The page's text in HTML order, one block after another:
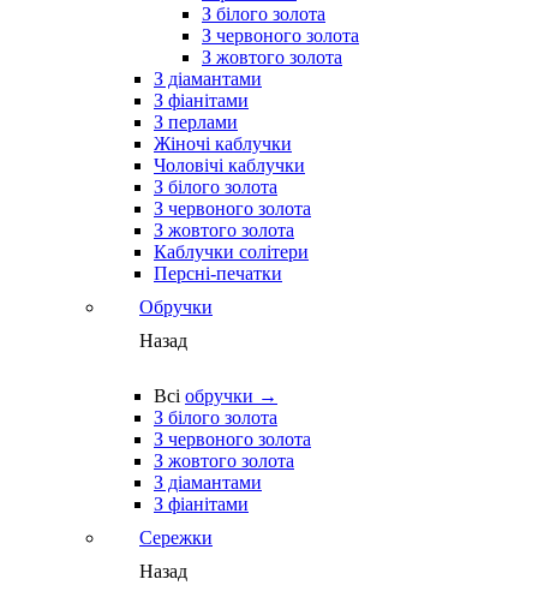
З білого золота
З червоного золота
З жовтого золота
З діамантами
З фіанітами
З перлами
Жіночі каблучки
Чоловічі каблучки
З білого золота
З червоного золота
З жовтого золота
Каблучки солітери
Персні-печатки
Обручки
Назад
Всі обручки →
З білого золота
З червоного золота
З жовтого золота
З діамантами
З фіанітами
Сережки
Назад